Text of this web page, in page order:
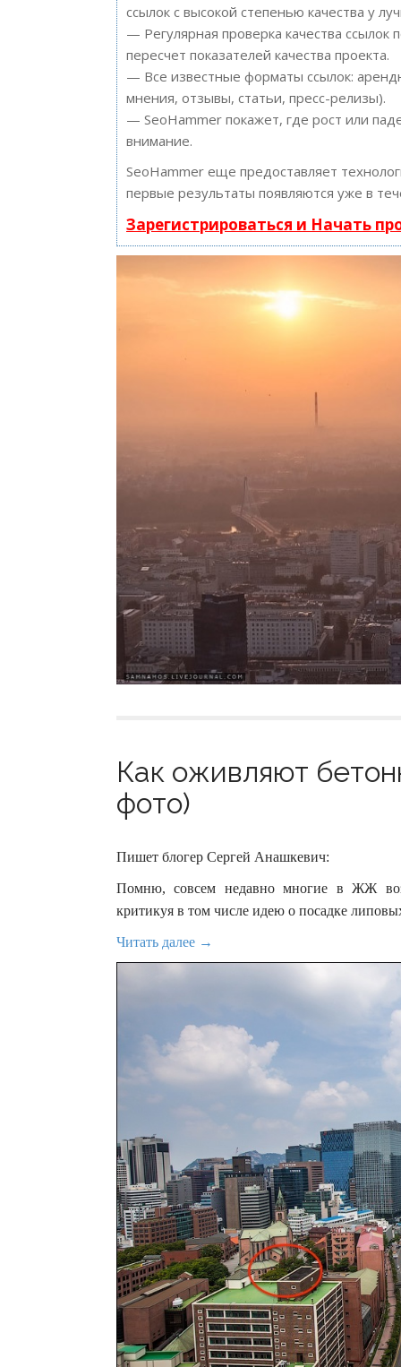
ссылок с высокой степенью качества у
— Регулярная проверка качества
пересчет показателей качества проекта.
— Все известные форматы ссылок:
мнения, отзывы, статьи, пресс-релизы).
— SeoHammer покажет, где рост или
внимание.
SeoHammer еще предоставляет
первые результаты появляются уже в
Зарегистрироваться и Начать
Как оживляют
фото)
Пишет блогер Сергей Анашкевич:
Помню, совсем недавно многие в ЖЖ
критикуя в том числе идею о посадке
Читать далее →